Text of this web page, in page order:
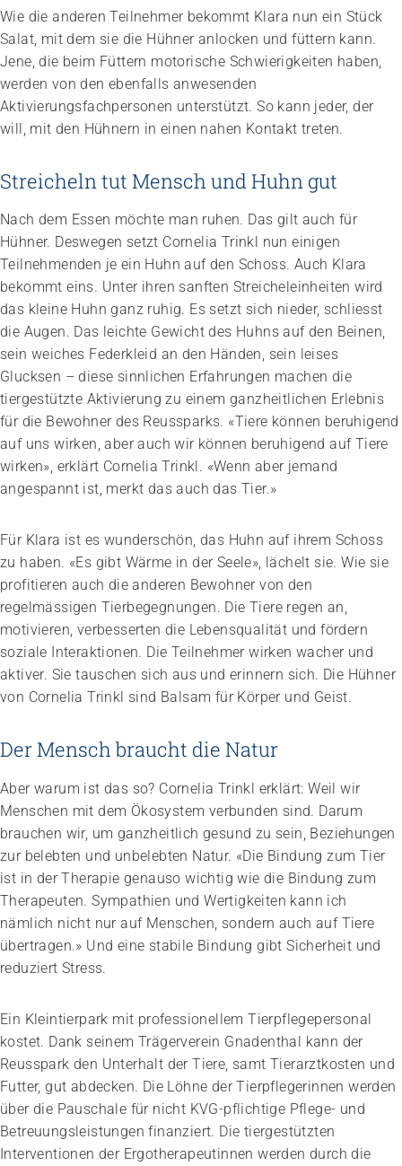
Wie die anderen Teilnehmer bekommt Klara nun ein Stück
Salat, mit dem sie die Hühner anlocken und füttern kann.
Jene, die beim Füttern motorische Schwierigkeiten haben,
werden von den ebenfalls anwesenden
Aktivierungsfachpersonen unterstützt. So kann jeder, der
will, mit den Hühnern in einen nahen Kontakt treten.
Streicheln tut Mensch und Huhn gut
Nach dem Essen möchte man ruhen. Das gilt auch für
Hühner. Deswegen setzt Cornelia Trinkl nun einigen
Teilnehmenden je ein Huhn auf den Schoss. Auch Klara
bekommt eins. Unter ihren sanften Streicheleinheiten wird
das kleine Huhn ganz ruhig. Es setzt sich nieder, schliesst
die Augen. Das leichte Gewicht des Huhns auf den Beinen,
sein weiches Federkleid an den Händen, sein leises
Glucksen – diese sinnlichen Erfahrungen machen die
tiergestützte Aktivierung zu einem ganzheitlichen Erlebnis
für die Bewohner des Reussparks. «Tiere können beruhigend
auf uns wirken, aber auch wir können beruhigend auf Tiere
wirken», erklärt Cornelia Trinkl. «Wenn aber jemand
angespannt ist, merkt das auch das Tier.»
Für Klara ist es wunderschön, das Huhn auf ihrem Schoss
zu haben. «Es gibt Wärme in der Seele», lächelt sie. Wie sie
profitieren auch die anderen Bewohner von den
regelmässigen Tierbegegnungen. Die Tiere regen an,
motivieren, verbesserten die Lebensqualität und fördern
soziale Interaktionen. Die Teilnehmer wirken wacher und
aktiver. Sie tauschen sich aus und erinnern sich. Die Hühner
von Cornelia Trinkl sind Balsam für Körper und Geist.
Der Mensch braucht die Natur
Aber warum ist das so? Cornelia Trinkl erklärt: Weil wir
Menschen mit dem Ökosystem verbunden sind. Darum
brauchen wir, um ganzheitlich gesund zu sein, Beziehungen
zur belebten und unbelebten Natur. «Die Bindung zum Tier
ist in der Therapie genauso wichtig wie die Bindung zum
Therapeuten. Sympathien und Wertigkeiten kann ich
nämlich nicht nur auf Menschen, sondern auch auf Tiere
übertragen.» Und eine stabile Bindung gibt Sicherheit und
reduziert Stress.
Ein Kleintierpark mit professionellem Tierpflegepersonal
kostet. Dank seinem Trägerverein Gnadenthal kann der
Reusspark den Unterhalt der Tiere, samt Tierarztkosten und
Futter, gut abdecken. Die Löhne der Tierpflegerinnen werden
über die Pauschale für nicht KVG-pflichtige Pflege- und
Betreuungsleistungen finanziert. Die tiergestützten
Interventionen der Ergotherapeutinnen werden durch die